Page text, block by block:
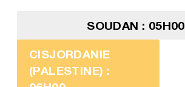
SOUDAN : 05H00
CISJORDANIE
(PALESTINE) :